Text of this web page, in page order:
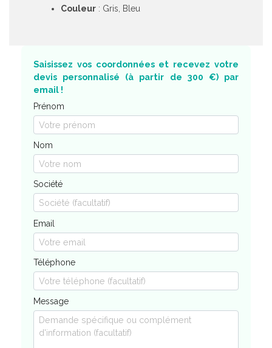
Couleur : Gris, Bleu
Saisissez vos coordonnées et recevez votre
devis personnalisé (à partir de 300 €) par
email !
Prénom
Nom
Société
Email
Téléphone
Message